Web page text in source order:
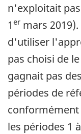
n'exploitait
1 er mars
d'utiliser
pas choisi de
gagnait pas
périodes de
les périodes 1